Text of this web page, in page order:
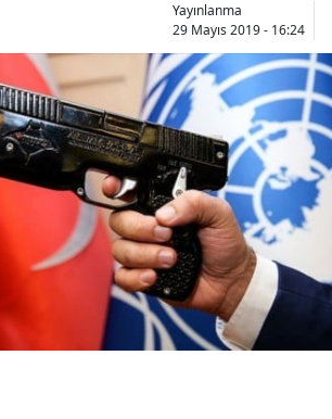
Bitlis
Bolu
Burdur
Bursa
Çanakkale
Çankırı
Çorum
Yayınlanma
29 Mayıs 2019 - 16:24